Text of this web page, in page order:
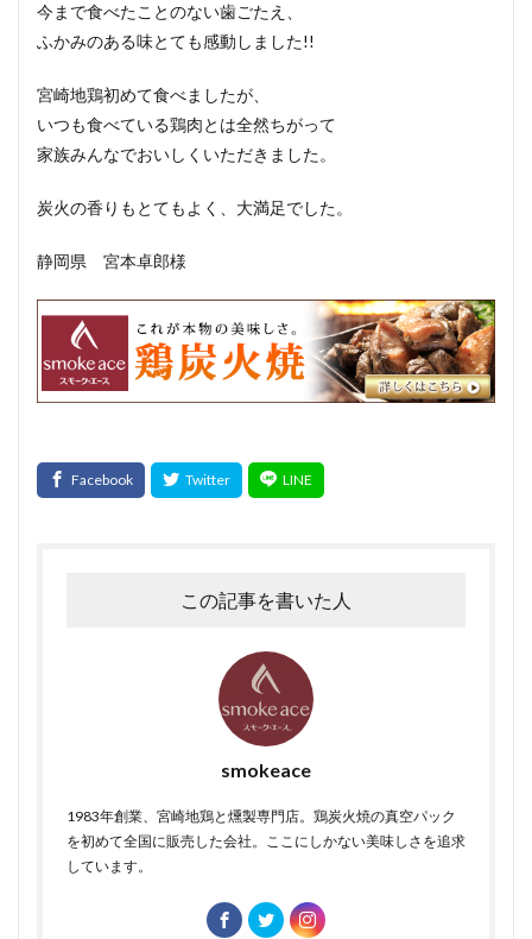
今まで食べたことのない歯ごたえ、
ふかみのある味とても感動しました!!
宮崎地鶏初めて食べましたが、
いつも食べている鶏肉とは全然ちがって
家族みんなでおいしくいただきました。
炭火の香りもとてもよく、大満足でした。
静岡県 宮本卓郎様
この記事を書いた人
smokeace
1983年創業、宮崎地鶏と燻製専門店。鶏炭火焼の真空パック
を初めて全国に販売した会社。ここにしかない美味しさを追求
しています。